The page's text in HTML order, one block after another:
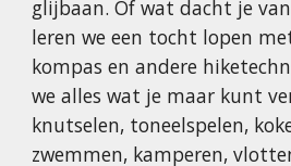
glijbaan. Of wat dacht je van
leren we een tocht lopen
kompas en andere
we alles wat je maar kunt
knutselen, toneelspelen,
zwemmen, kamperen,